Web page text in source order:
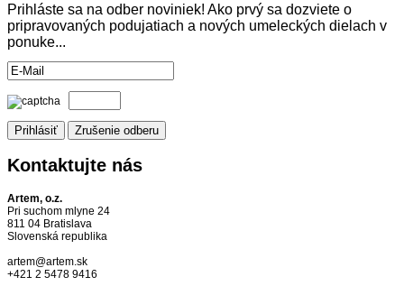
Prihláste sa na odber noviniek! Ako prvý sa dozviete o
pripravovaných podujatiach a nových umeleckých dielach v
ponuke...
Kontaktujte nás
Artem, o.z.
Pri suchom mlyne 24
811 04 Bratislava
Slovenská republika
artem@artem.sk
+421 2 5478 9416